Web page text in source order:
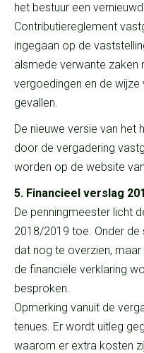
het bestuur een
Contributiereglement
ingegaan op de
alsmede verwante zaken
vergoedingen en de wijze
gevallen.
De nieuwe versie van het
door de vergadering
worden op de website
5. Financieel verslag
De penningmeester licht
2018/2019 toe. Onder de
dat nog te overzien,
de financiële verklaring
besproken.
Opmerking vanuit de
tenues. Er wordt uitleg
waarom er extra kosten